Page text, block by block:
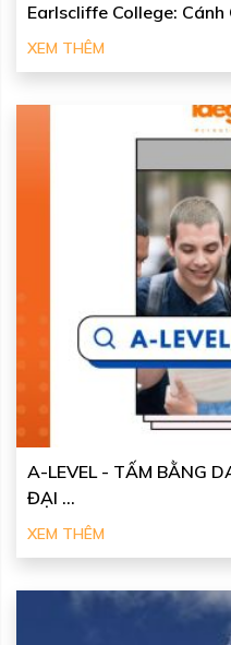
Earlscliffe College: Cánh
XEM THÊM
A-LEVEL - TẤM BẰNG
ĐẠI ...
XEM THÊM